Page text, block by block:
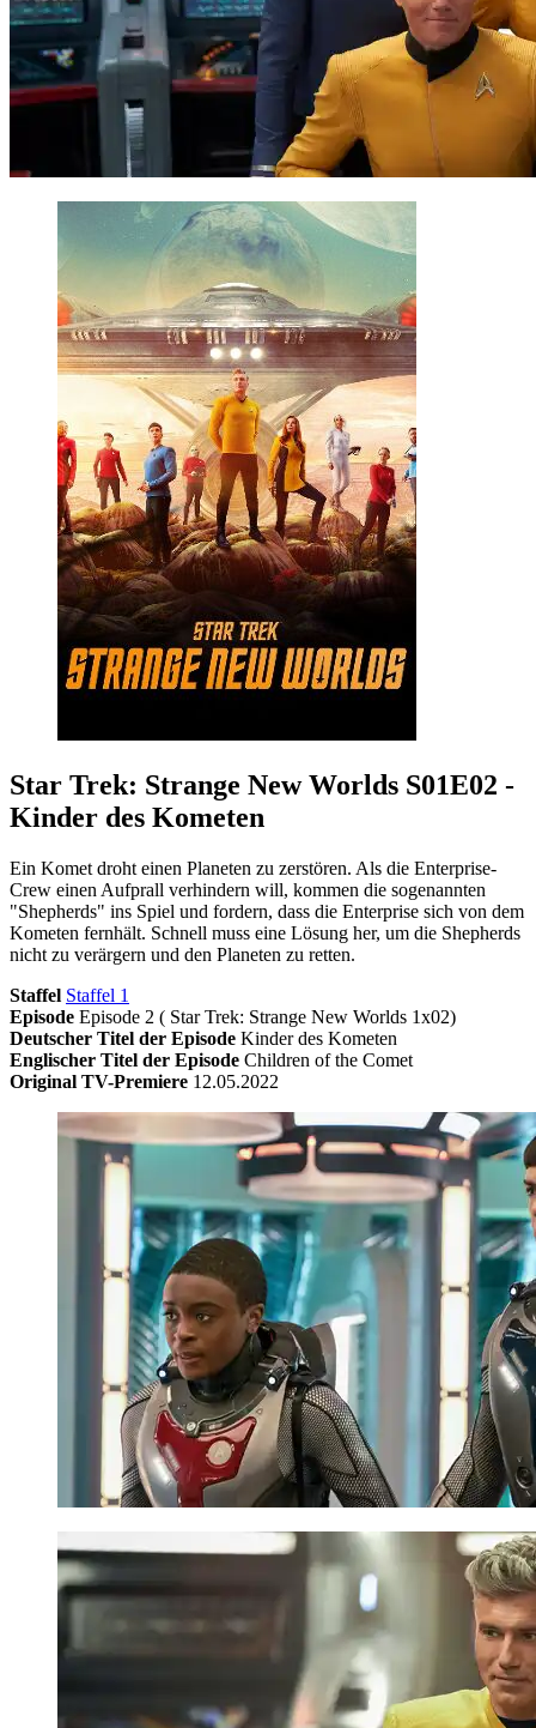
Star Trek: Strange New Worlds S01E02 -
Kinder des Kometen
Ein Komet droht einen Planeten zu zerstören. Als die Enterprise-
Crew einen Aufprall verhindern will, kommen die sogenannten
"Shepherds" ins Spiel und fordern, dass die Enterprise sich von dem
Kometen fernhält. Schnell muss eine Lösung her, um die Shepherds
nicht zu verärgern und den Planeten zu retten.
Staffel Staffel 1
Episode Episode 2 ( Star Trek: Strange New Worlds 1x02)
Deutscher Titel der Episode Kinder des Kometen
Englischer Titel der Episode Children of the Comet
Original TV-Premiere 12.05.2022